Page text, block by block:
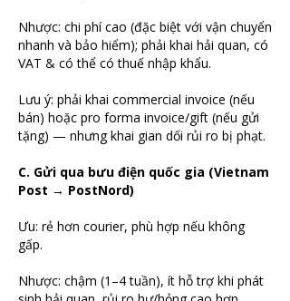
Nhược: chi phí cao (đặc biệt với vận chuyển
nhanh và bảo hiểm); phải khai hải quan, có
VAT & có thể có thuế nhập khẩu.
Lưu ý: phải khai commercial invoice (nếu
bán) hoặc pro forma invoice/gift (nếu gửi
tặng) — nhưng khai gian dối rủi ro bị phạt.
C. Gửi qua bưu điện quốc gia (Vietnam
Post → PostNord)
Ưu: rẻ hơn courier, phù hợp nếu không
gấp.
Nhược: chậm (1–4 tuần), ít hỗ trợ khi phát